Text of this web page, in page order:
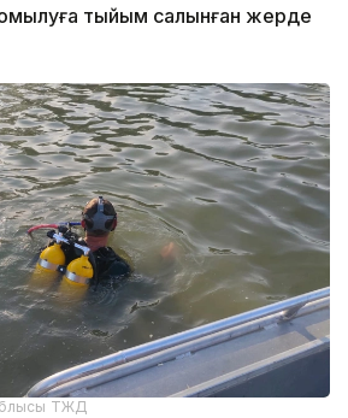
тыйым салынған жерде
ТЖД